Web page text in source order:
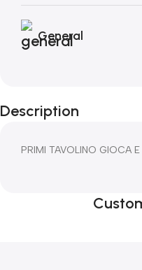
General
Description
PRIMI TAVOLINO GIOCA